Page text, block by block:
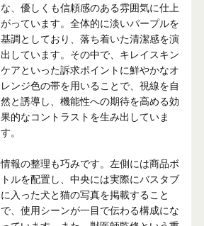
な、優しくも信頼感のある雰囲気に仕上
がっています。全体的に淡いパープルを
基調としており、落ち着いた清潔感を演
出しています。その中で、キレイスキン
ケアといった訴求ポイントに鮮やかなオ
レンジ色の帯を用いることで、視線を自
然と誘導し、機能性への期待を高める効
果的なコントラストを生み出していま
す。
情報の整理も巧みです。左側には商品ボ
トルを配置し、中央には実際にバスタブ
に入った犬と猫の写真を掲載すること
で、使用シーンが一目で伝わる構成にな